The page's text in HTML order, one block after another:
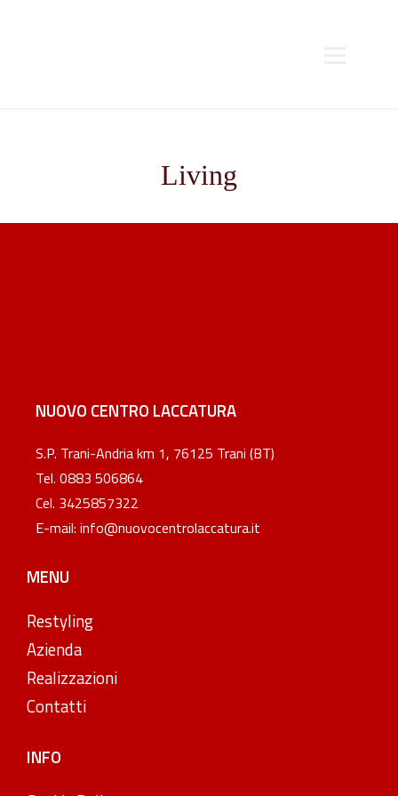
Living
NUOVO CENTRO LACCATURA
S.P. Trani-Andria km 1, 76125 Trani (BT)
Tel. 0883 506864
Cel. 3425857322
E-mail: info@nuovocentrolaccatura.it
MENU
Restyling
Azienda
Realizzazioni
Contatti
INFO